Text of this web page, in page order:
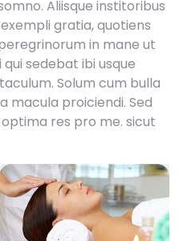
Aliisque institoribus
gratia, quotiens
in mane ut
sedebat ibi usque
Solum cum bulla
macula proiciendi. Sed
res pro me. sicut